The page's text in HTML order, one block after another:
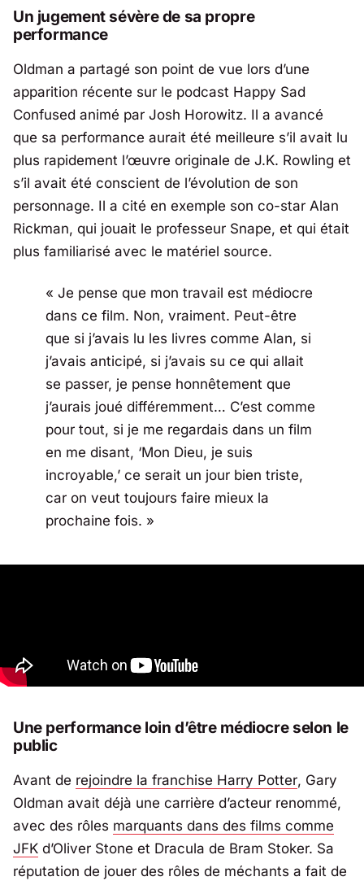
Un jugement sévère de sa propre
performance
Oldman a partagé son point de vue lors d’une
apparition récente sur le podcast Happy Sad
Confused animé par Josh Horowitz. Il a avancé
que sa performance aurait été meilleure s’il avait lu
plus rapidement l’œuvre originale de J.K. Rowling et
s’il avait été conscient de l’évolution de son
personnage. Il a cité en exemple son co-star Alan
Rickman, qui jouait le professeur Snape, et qui était
plus familiarisé avec le matériel source.
« Je pense que mon travail est médiocre
dans ce film. Non, vraiment. Peut-être
que si j’avais lu les livres comme Alan, si
j’avais anticipé, si j’avais su ce qui allait
se passer, je pense honnêtement que
j’aurais joué différemment… C’est comme
pour tout, si je me regardais dans un film
en me disant, ‘Mon Dieu, je suis
incroyable,’ ce serait un jour bien triste,
car on veut toujours faire mieux la
prochaine fois. »
Une performance loin d’être médiocre selon le
public
Avant de rejoindre la franchise Harry Potter, Gary
Oldman avait déjà une carrière d’acteur renommé,
avec des rôles marquants dans des films comme
JFK d’Oliver Stone et Dracula de Bram Stoker. Sa
réputation de jouer des rôles de méchants a fait de